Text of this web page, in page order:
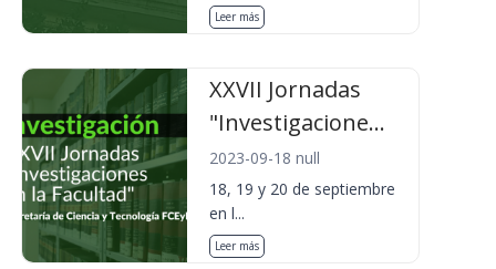
Leer más
XXVII Jornadas
"Investigacione...
2023-09-18 null
18, 19 y 20 de septiembre
en l...
Leer más